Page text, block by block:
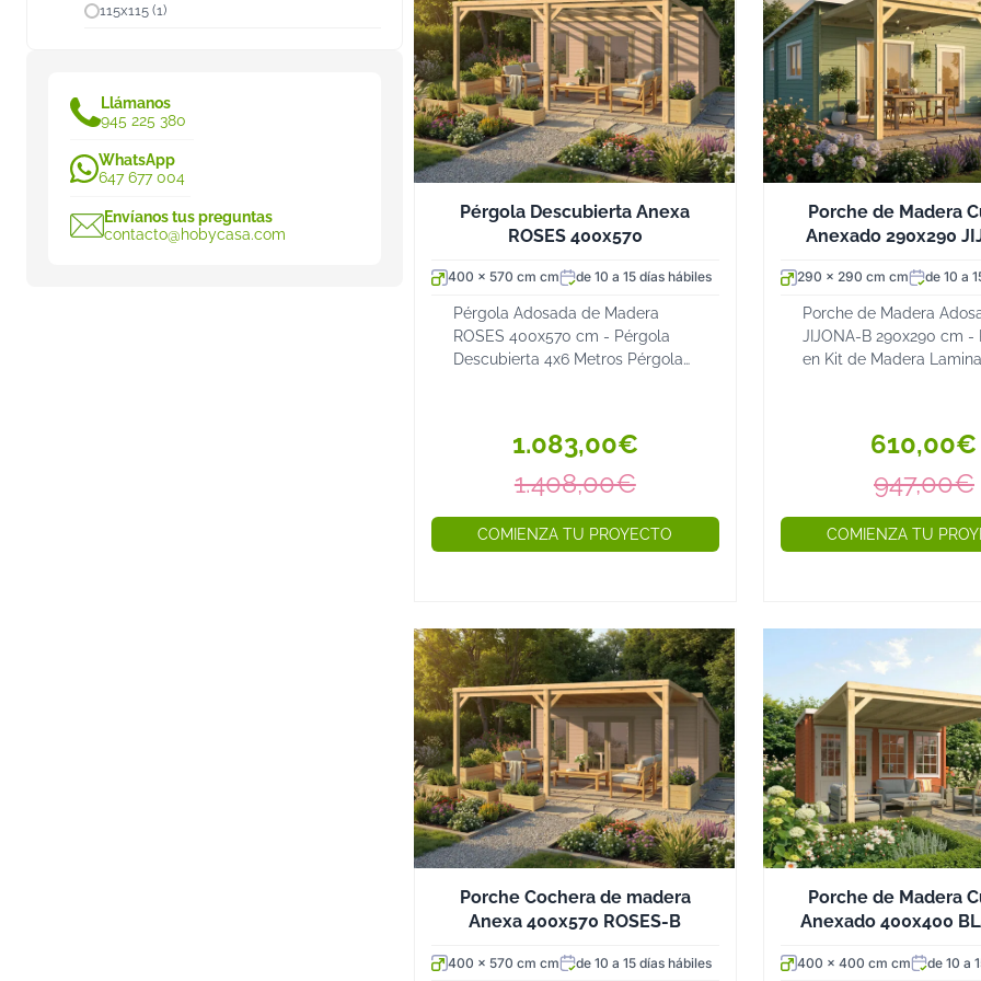
115x115 (1)
Llámanos
945 225 380
WhatsApp
647 677 004
Envíanos tus preguntas
contacto@hobycasa.com
envejecimiento sin perder
En los kits de Hobycasa,
contacto y las
forma parte integral del
El panel de cubierta es
interior visto limpio y
la cubierta muestra la
confort en el espacio
Por qué elegir Hobycasa
El mercado de los
son iguales. Cuando se
son especialmente
estructura con postes
Nuestros postes de 12x12
son un capricho estético:
una estructura de techo
cubierta. Un poste de 7x7
Además, cada kit incluye
nivelar los postes con
madera del contacto
que es la primera causa
herrajes de unión son de
corrosión muy superior a
Modelos destacados de
Dentro de nuestra
varias familias que
estructuras autoportantes
espacio independiente en
compactos de 3x3 metros
Pérgola Descubierta Anexa
ROSES 400x570
400 x 570 cm cm de 10 a 15 días hábiles
Pérgola Adosada de Madera
ROSES 400x570 cm - Pérgola
Descubierta 4x6 Metros Pérgola
Pérgola Descubierta Anexa RO...
1.083,00€
1.408,00€
COMIENZA TU PROYECTO
Porche de Madera
Anexado 290x290
290 x 290 cm cm de 10 a
Porche de Madera
JIJONA-B 290x290 cm -
en Kit de Madera
madera adosado610,00€
947,00€
COMIENZA TU
Porche Cochera de madera
Anexa 400x570 ROSES-B
400 x 570 cm cm de 10 a 15 días hábiles
Porche de Madera
Anexado 400x400
400 x 400 cm cm de 10 a